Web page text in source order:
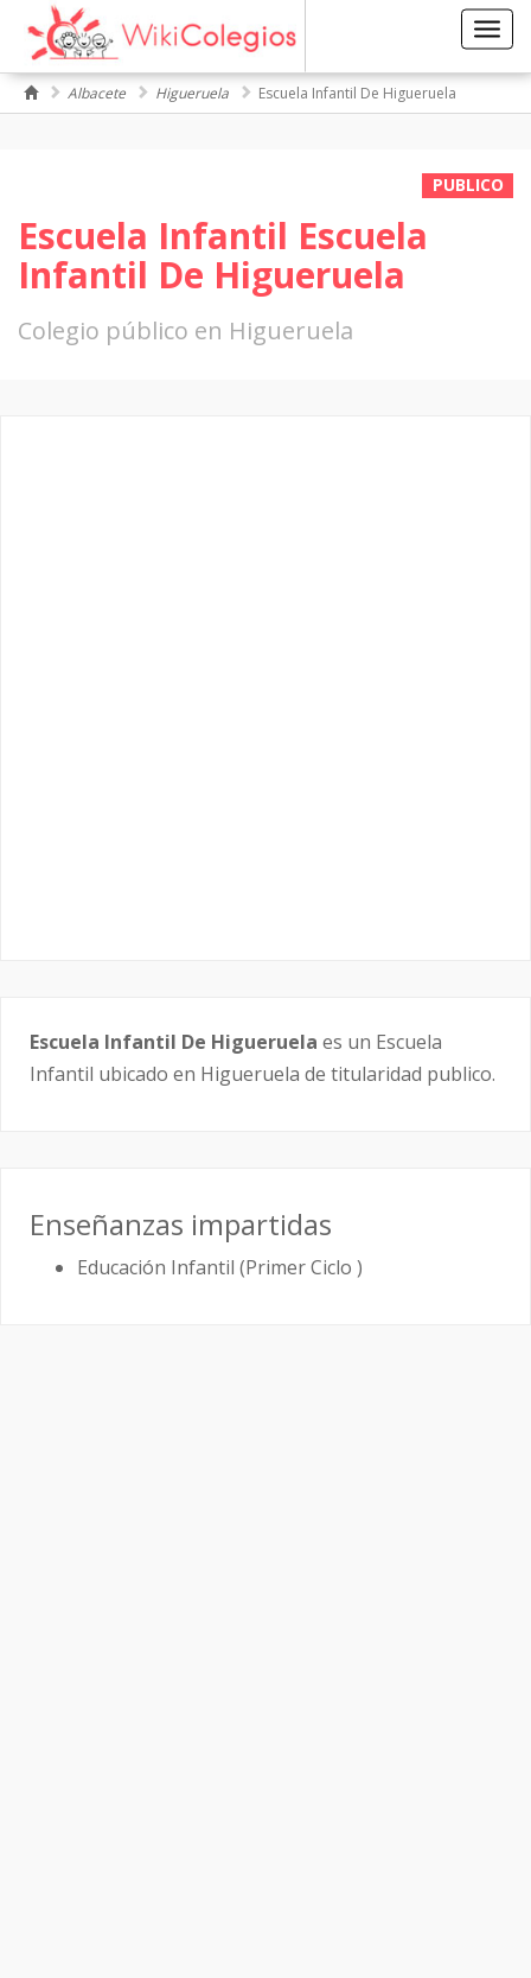
Albacete Higueruela Escuela Infantil De Higueruela
PUBLICO
Escuela Infantil Escuela
Infantil De Higueruela
Colegio público en Higueruela
Escuela Infantil De Higueruela es un Escuela
Infantil ubicado en Higueruela de titularidad publico.
Enseñanzas impartidas
Educación Infantil (Primer Ciclo )